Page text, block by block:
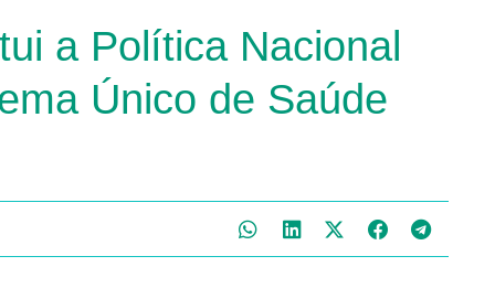
a Política Nacional
Único de Saúde